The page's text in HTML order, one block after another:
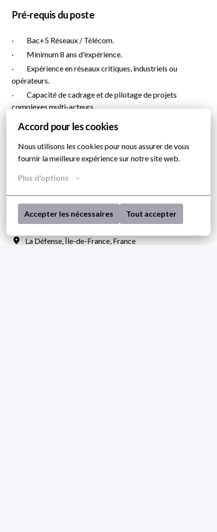
Accord pour les cookies
Nous utilisons les cookies pour nous assurer de vous
fournir la meilleure expérience sur notre site web.
Plus d'options
Accepter les nécessaires Tout accepter
Pré-requis du poste
· Bac+5 Réseaux / Télécom.
· Minimum 8 ans d'expérience.
· Expérience en réseaux critiques, industriels ou
opérateurs.
· Capacité de cadrage et de pilotage de projets
complexes multi-acteurs.
· Capacité à produire une documentation technique de
haut niveau.
· Rigueur, autonomie, capacité d'analyse et aisance dans
les environnements multi-acteurs.
Hybride
La Défense,Île-de-France,France